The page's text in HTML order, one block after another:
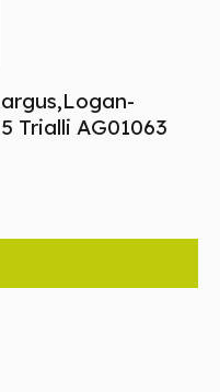
Trialli AG01063